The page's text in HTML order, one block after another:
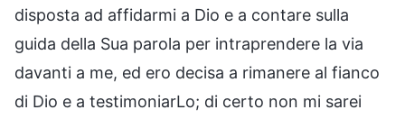
disposta ad affidarmi a Dio e a contare sulla
guida della Sua parola per intraprendere la via
davanti a me, ed ero decisa a rimanere al fianco
di Dio e a testimoniarLo; di certo non mi sarei